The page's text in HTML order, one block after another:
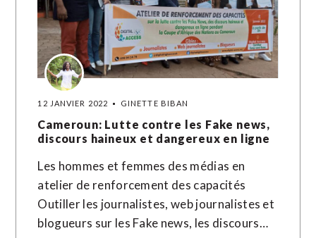
12 JANVIER 2022 GINETTE BIBAN
Cameroun: Lutte contre les Fake news,
discours haineux et dangereux en ligne
Les hommes et femmes des médias en
atelier de renforcement des capacités
Outiller les journalistes, web journalistes et
blogueurs sur les Fake news, les discours…